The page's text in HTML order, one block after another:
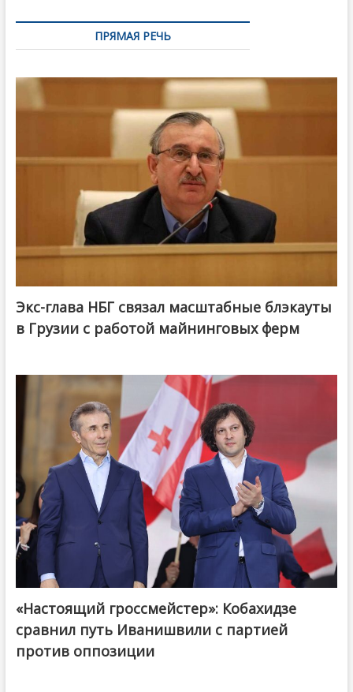
ПРЯМАЯ РЕЧЬ
Экс-глава НБГ связал масштабные блэкауты
в Грузии с работой майнинговых ферм
@ქართული ოცნება / Georgian Dream
«Настоящий гроссмейстер»: Кобахидзе
сравнил путь Иванишвили с партией
против оппозиции